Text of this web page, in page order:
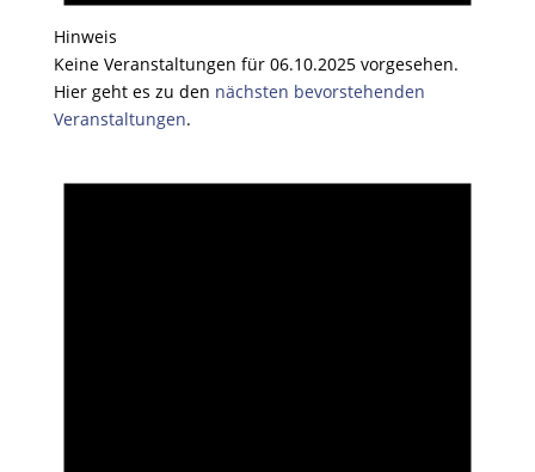
Hinweis
Keine Veranstaltungen für 06.10.2025 vorgesehen.
Hier geht es zu den nächsten bevorstehenden
Veranstaltungen.